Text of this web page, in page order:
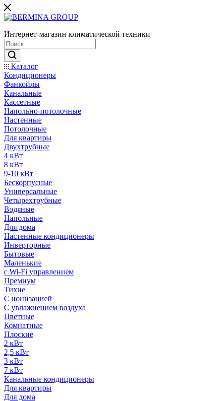
Интернет-магазин климатической техники
Каталог
Кондиционеры
Фанкойлы
Канальные
Кассетные
Напольно-потолочные
Настенные
Потолочные
Для квартиры
Двухтрубные
4 кВт
8 кВт
9-10 кВт
Бескорпусные
Универсальные
Четырехтрубные
Водяные
Напольные
Для дома
Настенные кондиционеры
Инверторные
Бытовые
Маленькие
с Wi-Fi управлением
Премиум
Тихие
С ионизацией
С увлажнением воздуха
Цветные
Комнатные
Плоские
2 кВт
2,5 кВт
3 кВт
7 кВт
Канальные кондиционеры
Для квартиры
Для дома